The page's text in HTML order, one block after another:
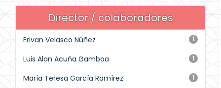
Director / colaboradores
1
Erivan Velasco Núñez
1
Luis Alan Acuña Gamboa
1
María Teresa García Ramírez